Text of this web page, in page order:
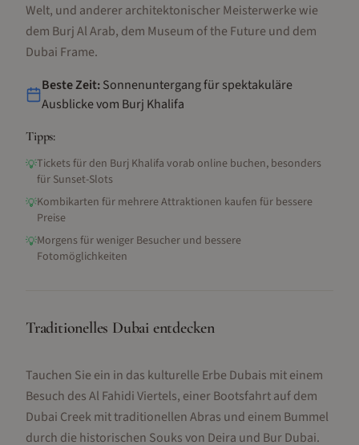
Welt, und anderer architektonischer Meisterwerke wie
dem Burj Al Arab, dem Museum of the Future und dem
Dubai Frame.
Beste Zeit:Sonnenuntergang für spektakuläre
Ausblicke vom Burj Khalifa
Tipps:
💡Tickets für den Burj Khalifa vorab online buchen, besonders
für Sunset-Slots
💡Kombikarten für mehrere Attraktionen kaufen für bessere
Preise
💡Morgens für weniger Besucher und bessere
Fotomöglichkeiten
Traditionelles Dubai entdecken
Tauchen Sie ein in das kulturelle Erbe Dubais mit einem
Besuch des Al Fahidi Viertels, einer Bootsfahrt auf dem
Dubai Creek mit traditionellen Abras und einem Bummel
durch die historischen Souks von Deira und Bur Dubai.